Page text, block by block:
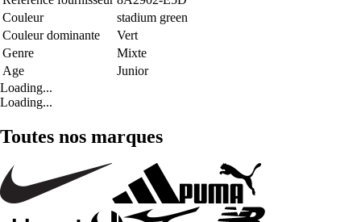
Couleur
stadium green
Couleur dominante
Vert
Genre
Mixte
Age
Junior
Loading...
Loading...
Toutes nos marques